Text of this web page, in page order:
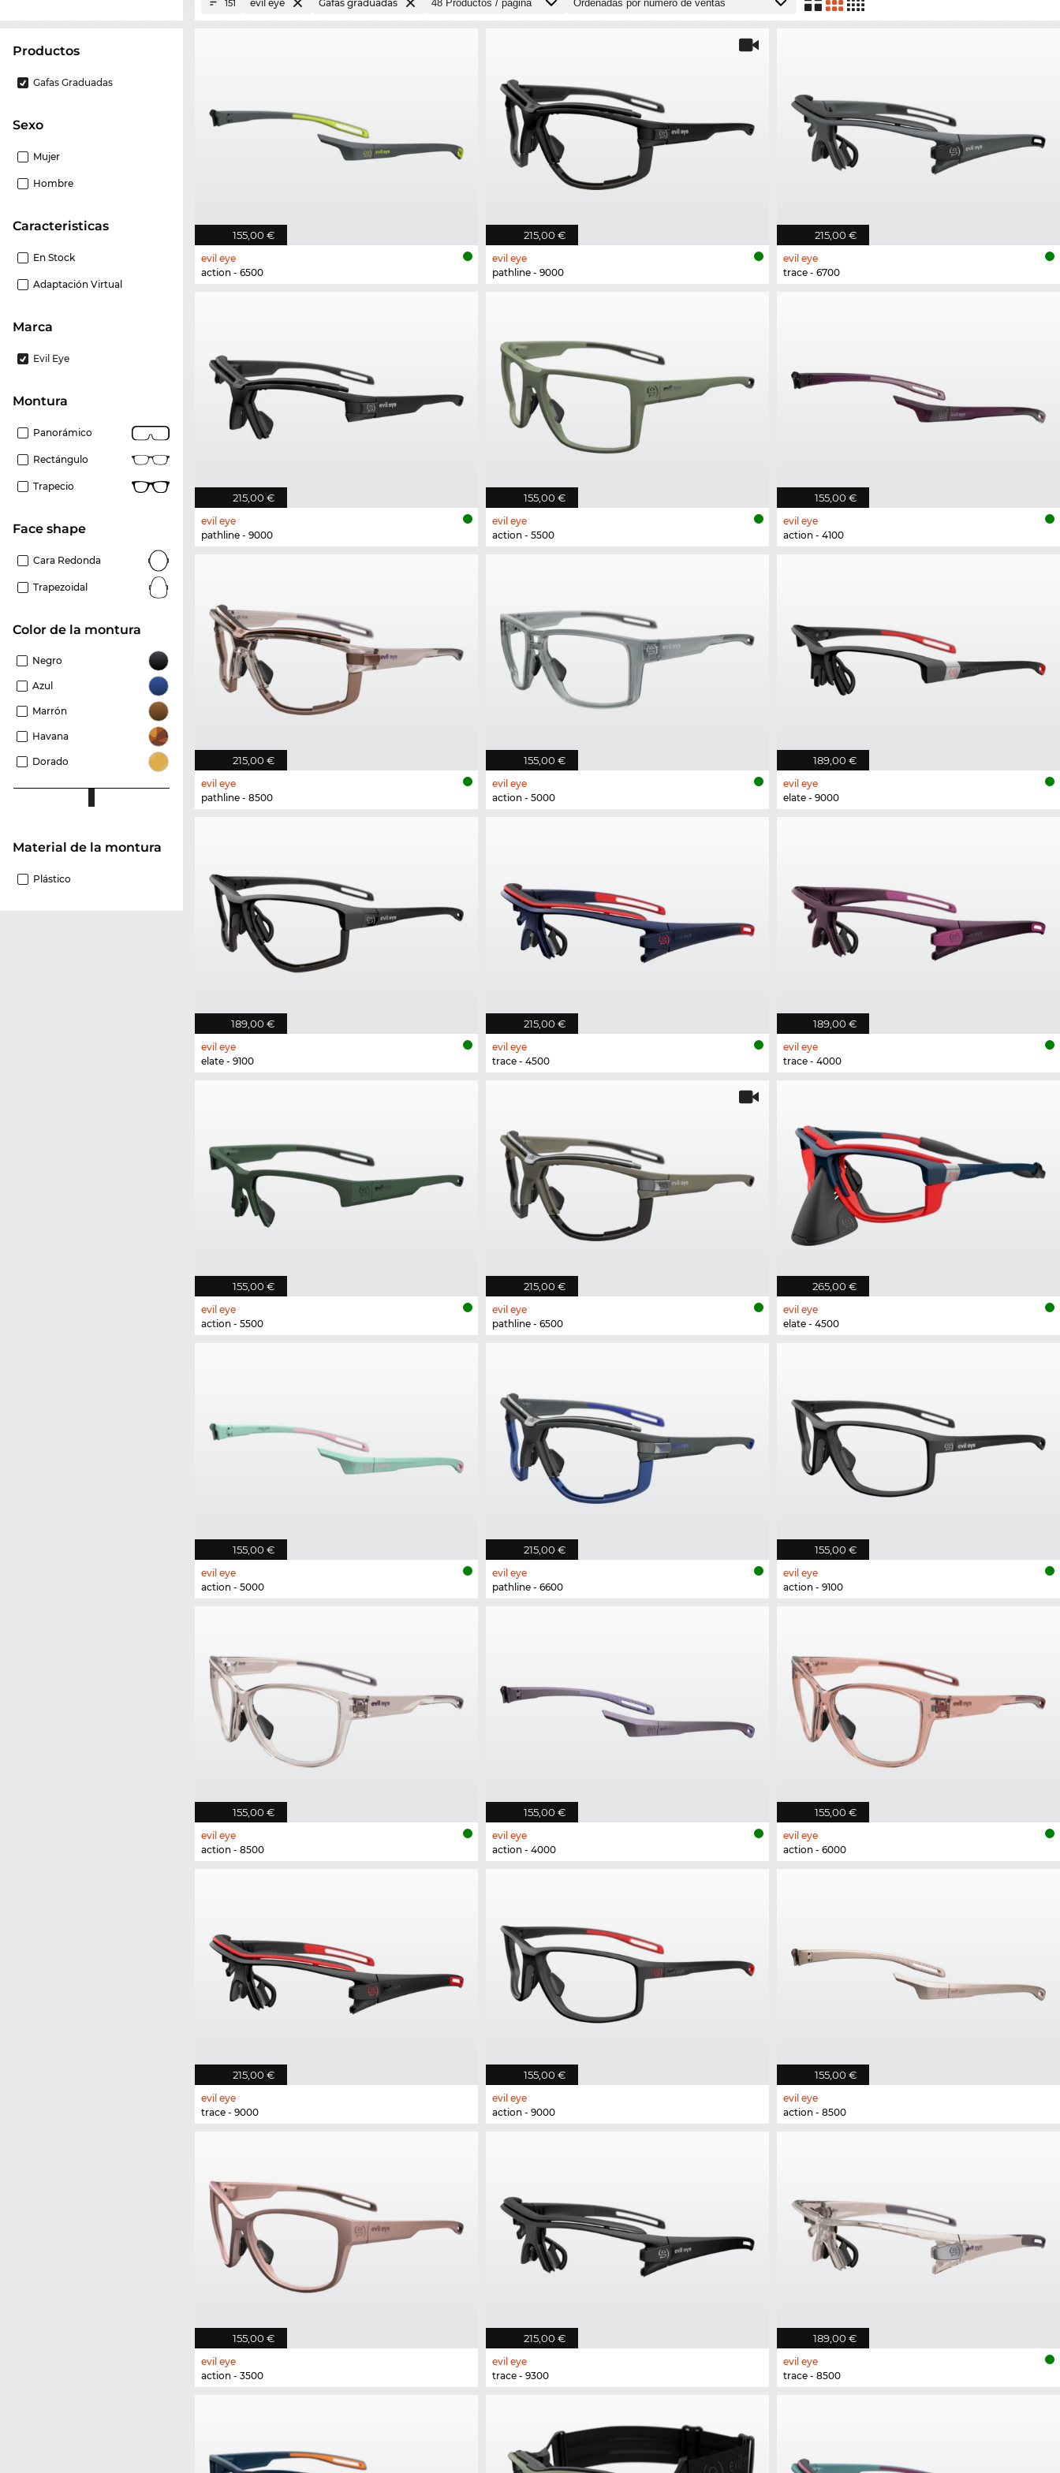
Productos
Gafas Graduadas
Sexo
Mujer
Hombre
Caracteristicas
En Stock
Adaptación Virtual
Marca
Evil Eye
Montura
Panorámico
Rectángulo
Trapecio
Face shape
Cara Redonda
Trapezoidal
Color de la montura
Negro
Azul
Marrón
Havana
Dorado
Material de la montura
Plástico
151 evil eye Gafas graduadas
155,00 €
evil eye
action - 6500
215,00 €
evil eye
pathline - 9000
215,00 €
evil eye
trace - 6700
215,00 €
evil eye
pathline - 9000
155,00 €
evil eye
action - 5500
155,00 €
evil eye
action - 4100
215,00 €
evil eye
pathline - 8500
155,00 €
evil eye
action - 5000
189,00 €
evil eye
elate - 9000
189,00 €
evil eye
elate - 9100
215,00 €
evil eye
trace - 4500
189,00 €
evil eye
trace - 4000
155,00 €
evil eye
action - 5500
215,00 €
evil eye
pathline - 6500
265,00 €
evil eye
elate - 4500
155,00 €
evil eye
action - 5000
215,00 €
evil eye
pathline - 6600
155,00 €
evil eye
action - 9100
155,00 €
evil eye
action - 8500
155,00 €
evil eye
action - 4000
155,00 €
evil eye
action - 6000
215,00 €
evil eye
trace - 9000
155,00 €
evil eye
action - 9000
155,00 €
evil eye
action - 8500
155,00 €
evil eye
action - 3500
215,00 €
evil eye
trace - 9300
189,00 €
evil eye
trace - 8500